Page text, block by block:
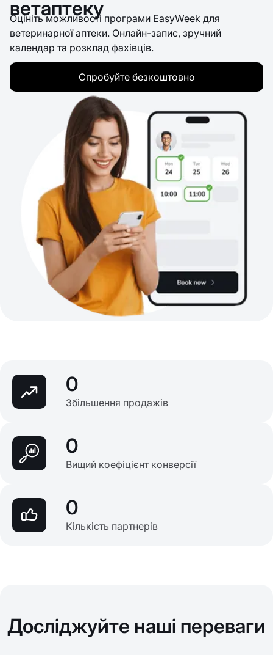
ветаптеку
Оцініть можливості програми EasyWeek для
ветеринарної аптеки. Онлайн-запис, зручний
календар та розклад фахівців.
Спробуйте безкоштовно
0
Збільшення продажів
0
Вищий коефіцієнт конверсії
0
Кількість партнерів
Досліджуйте наші переваги